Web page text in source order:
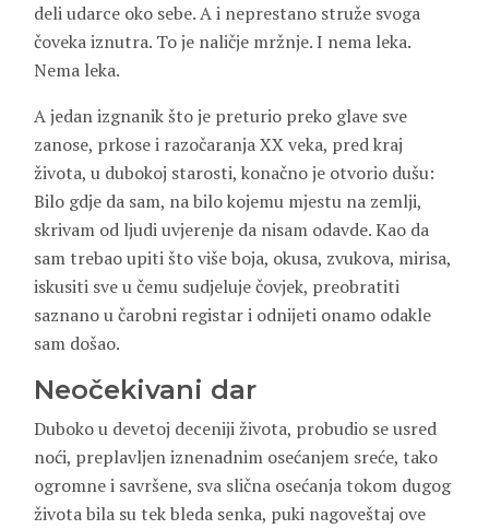
deli udarce oko sebe. A i neprestano struže svoga
čoveka iznutra. To je naličje mržnje. I nema leka.
Nema leka.
A jedan izgnanik što je preturio preko glave sve
zanose, prkose i razočaranja XX veka, pred kraj
života, u dubokoj starosti, konačno je otvorio dušu:
Bilo gdje da sam, na bilo kojemu mjestu na zemlji,
skrivam od ljudi uvjerenje da nisam odavde. Kao da
sam trebao upiti što više boja, okusa, zvukova, mirisa,
iskusiti sve u čemu sudjeluje čovjek, preobratiti
saznano u čarobni registar i odnijeti onamo odakle
sam došao.
Neočekivani dar
Duboko u devetoj deceniji života, probudio se usred
noći, preplavljen iznenadnim osećanjem sreće, tako
ogromne i savršene, sva slična osećanja tokom dugog
života bila su tek bleda senka, puki nagoveštaj ove